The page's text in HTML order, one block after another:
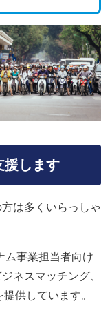
援します
は多くいらっしゃ
ム事業担当者向け
ネスマッチング、
供しています。